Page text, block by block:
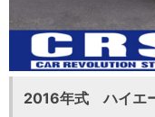
2016年式 ハイ